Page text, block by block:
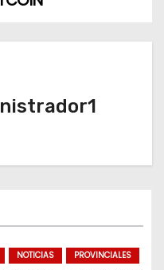
NOTICIAS PROVINCIALES